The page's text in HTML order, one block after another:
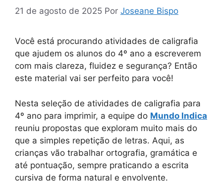
21 de agosto de 2025 Por Joseane Bispo
Você está procurando atividades de caligrafia
que ajudem os alunos do 4º ano a escreverem
com mais clareza, fluidez e segurança? Então
este material vai ser perfeito para você!
Nesta seleção de atividades de caligrafia para
4º ano para imprimir, a equipe do Mundo Indica
reuniu propostas que exploram muito mais do
que a simples repetição de letras. Aqui, as
crianças vão trabalhar ortografia, gramática e
até pontuação, sempre praticando a escrita
cursiva de forma natural e envolvente.